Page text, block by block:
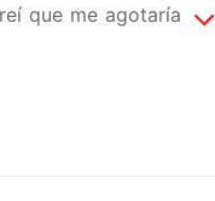
que me agotaría por
en una
has muerto aún?". Un